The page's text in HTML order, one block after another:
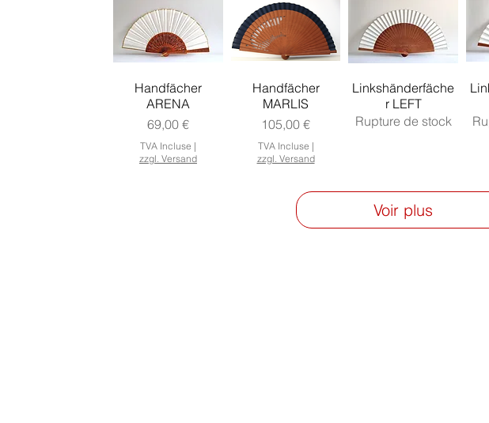
Handfächer
ARENA
Prix
69,00 €
TVA Incluse |
zzgl. Versand
Handfächer
MARLIS
Prix
105,00 €
TVA Incluse |
zzgl. Versand
Linkshänderfäche
r LEFT
Rupture de stock
Voir plus